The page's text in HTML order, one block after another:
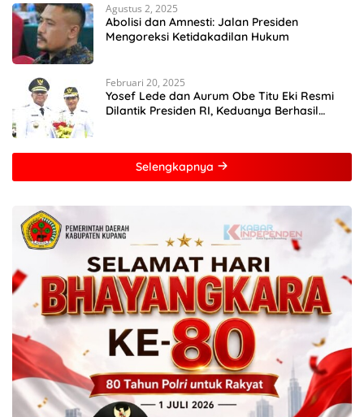
Agustus 2, 2025
Abolisi dan Amnesti: Jalan Presiden
Mengoreksi Ketidakadilan Hukum
Februari 20, 2025
Yosef Lede dan Aurum Obe Titu Eki Resmi
Dilantik Presiden RI, Keduanya Berhasil
Selengkapnya